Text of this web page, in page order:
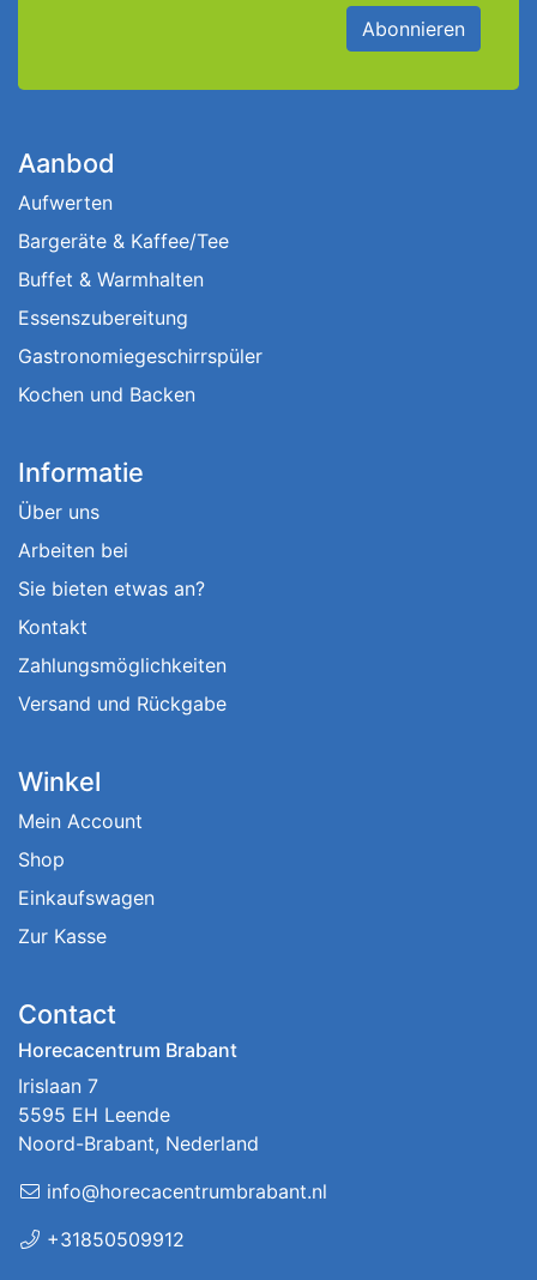
Abonnieren
Aanbod
Aufwerten
Bargeräte & Kaffee/Tee
Buffet & Warmhalten
Essenszubereitung
Gastronomiegeschirrspüler
Kochen und Backen
Informatie
Über uns
Arbeiten bei
Sie bieten etwas an?
Kontakt
Zahlungsmöglichkeiten
Versand und Rückgabe
Winkel
Mein Account
Shop
Einkaufswagen
Zur Kasse
Contact
Horecacentrum Brabant
Irislaan 7
5595 EH Leende
Noord-Brabant, Nederland
info@horecacentrumbrabant.nl
+31850509912